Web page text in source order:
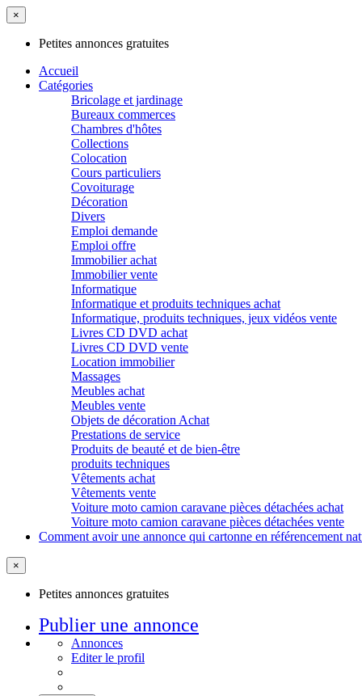
×
Petites annonces gratuites
Accueil
Catégories
Bricolage et jardinage
Bureaux commerces
Chambres d'hôtes
Collections
Colocation
Cours particuliers
Covoiturage
Décoration
Divers
Emploi demande
Emploi offre
Immobilier achat
Immobilier vente
Informatique
Informatique et produits techniques achat
Informatique, produits techniques, jeux vidéos vente
Livres CD DVD achat
Livres CD DVD vente
Location immobilier
Massages
Meubles achat
Meubles vente
Objets de décoration Achat
Prestations de service
Produits de beauté et de bien-être
produits techniques
Vêtements achat
Vêtements vente
Voiture moto camion caravane pièces détachées achat
Voiture moto camion caravane pièces détachées vente
Comment avoir une annonce qui cartonne en référencement
×
Petites annonces gratuites
Publier une annonce
Annonces
Editer le profil